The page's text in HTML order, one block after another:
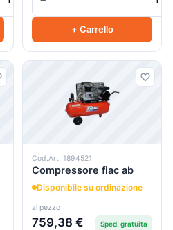
+ Carrello
Cod.Art. 1894521
Compressore fiac ab
Disponibile su ordinazione
al pezzo
759,38 € Sped. gratuita